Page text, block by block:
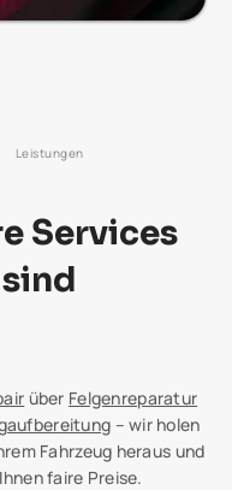
Leistungen
Services
sind
über Felgenreparatur
– wir holen
Fahrzeug heraus und
faire Preise.